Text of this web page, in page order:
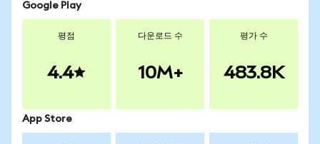
Google Play
평점
4.4
다운로드 수
10M+
평가 수
483.8K
App Store